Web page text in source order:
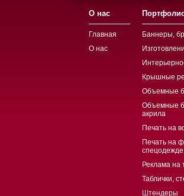
О нас
Главная
О нас
Баннеры,
Крышные
Объемные
Объемные
акрила
Печать на
Печать на
Реклама на
Таблички,
Штендеры